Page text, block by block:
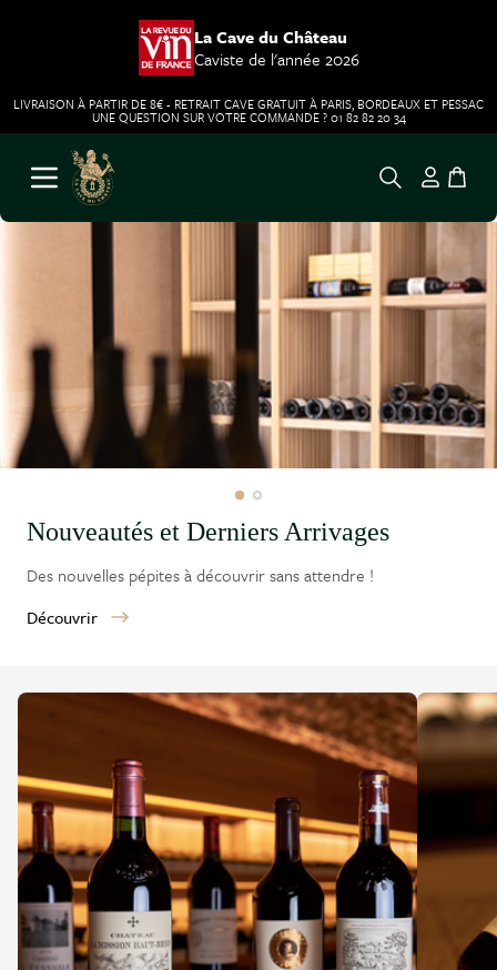
La Cave du Château
Caviste de l'année 2026
LIVRAISON À PARTIR DE 8€ - RETRAIT CAVE GRATUIT À PARIS, BORDEAUX ET PESSAC
UNE QUESTION SUR VOTRE COMMANDE ? 01 82 82 20 34
Aller au contenu
Ouvrir le menu
Nouveautés et Derniers Arrivages
Des nouvelles pépites à découvrir sans attendre !
Découvrir